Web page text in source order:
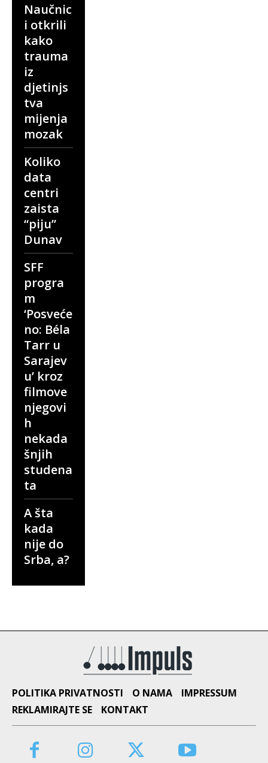
Naučnic
i otkrili
kako
trauma
iz
djetinjs
tva
mijenja
mozak
Koliko
data
centri
zaista
“piju”
Dunav
SFF
progra
m
‘Posveće
no: Béla
Tarr u
Sarajev
u’ kroz
filmove
njegovi
h
nekada
šnjih
studena
ta
A šta
kada
nije do
Srba, a?
POLITIKA PRIVATNOSTI O NAMA
IMPRESSUM
REKLAMIRAJTE SE
KONTAKT